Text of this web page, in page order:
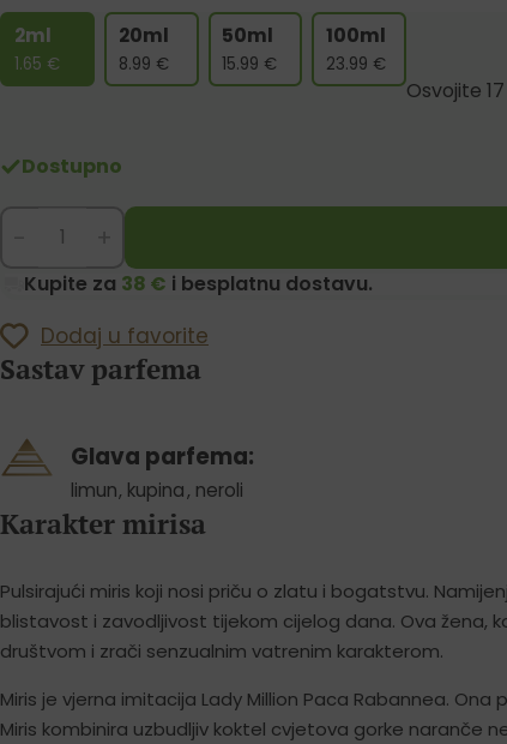
2ml
1.65 €
20ml
8.99 €
50ml
15.99 €
100ml
23.99 €
Osvojite
Dostupno
Kupite za 38 € i besplatnu dostavu.
Dodaj u favorite
Sastav parfema
Glava parfema:
limun, kupina, neroli
Karakter mirisa
Pulsirajući miris koji nosi priču o zlatu i bogatstvu.
blistavost i zavodljivost tijekom cijelog dana. Ova žena,
društvom i zrači senzualnim vatrenim karakterom.
Miris je vjerna imitacija Lady Million Paca Rabannea.
Miris kombinira uzbudljiv koktel cvjetova gorke naranče